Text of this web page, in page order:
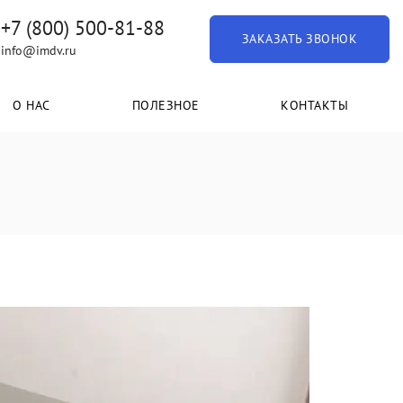
+7 (800) 500-81-88
info@imdv.ru
ЗАКАЗАТЬ ЗВОНОК
О НАС ПОЛЕЗНОЕ КОНТАКТЫ